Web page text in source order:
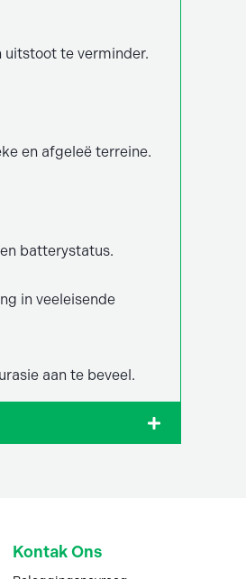
uitstoot te verminder.
en afgeleë terreine.
batterystatus.
in veeleisende
aan te beveel.
Kontak Ons